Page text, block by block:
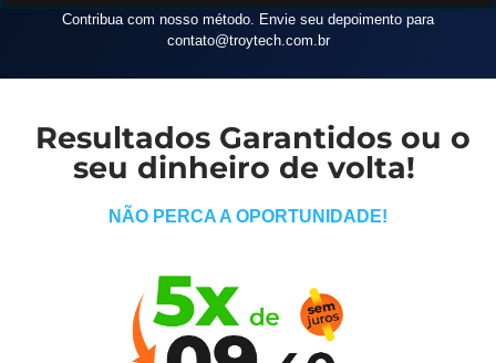
Contribua com nosso método. Envie seu depoimento para
contato@troytech.com.br
Resultados Garantidos ou o
seu dinheiro de volta!
NÃO PERCA A OPORTUNIDADE!